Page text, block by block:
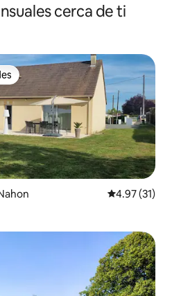
cerca de ti
preferido
Calificación
4.97 (31)